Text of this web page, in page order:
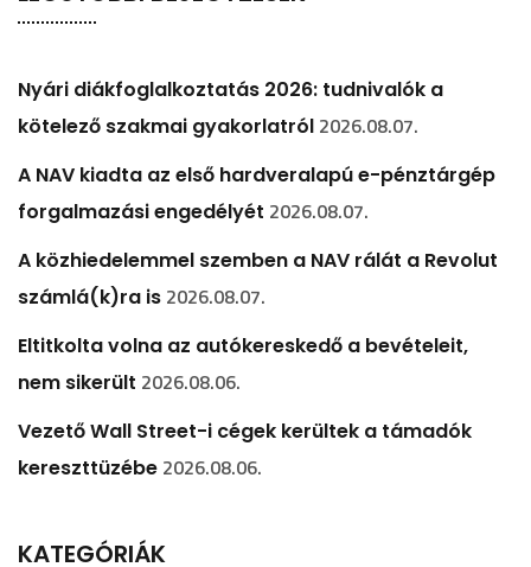
Nyári diákfoglalkoztatás 2026: tudnivalók a
kötelező szakmai gyakorlatról 2026.08.07.
A NAV kiadta az első hardveralapú e-pénztárgép
forgalmazási engedélyét 2026.08.07.
A közhiedelemmel szemben a NAV rálát a Revolut
számlá(k)ra is 2026.08.07.
Eltitkolta volna az autókereskedő a bevételeit,
nem sikerült 2026.08.06.
Vezető Wall Street-i cégek kerültek a támadók
kereszttüzébe 2026.08.06.
KATEGÓRIÁK